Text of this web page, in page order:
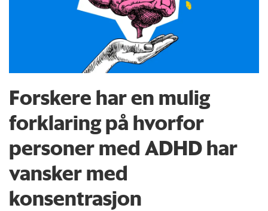
Forskere har en mulig
forklaring på hvorfor
personer med ADHD har
vansker med
konsentrasjon